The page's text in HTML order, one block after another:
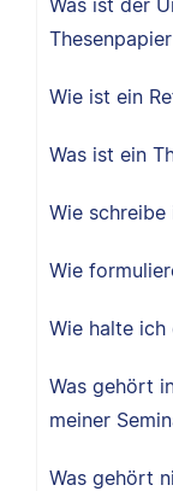
Was ist der
Wie ist ein
Was ist ein
Wie schreibe
Wie
Wie halte ich
Was gehört
meiner
Was gehört